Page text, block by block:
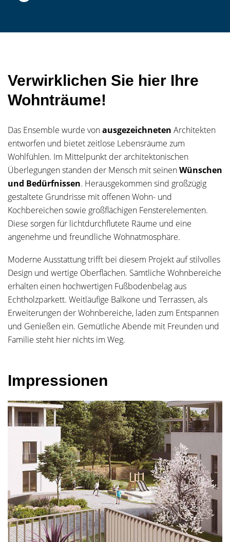
Verwirklichen Sie hier Ihre
Wohnträume!
Das Ensemble wurde vonausgezeichneten Architekten
entworfen und bietet zeitlose Lebensräume zum
Wohlfühlen. Im Mittelpunkt der architektonischen
Überlegungen standen der Mensch mit seinenWünschen
und Bedürfnissen. Herausgekommen sind großzügig
gestaltete Grundrisse mit offenen Wohn- und
Kochbereichen sowie großflächigen Fensterelementen.
Diese sorgen für lichtdurchflutete Räume und eine
angenehme und freundliche Wohnatmosphäre.
Moderne Ausstattung trifft bei diesem Projekt auf stilvolles
Design und wertige Oberflächen. Sämtliche Wohnbereiche
erhalten einen hochwertigen Fußbodenbelag aus
Echtholzparkett. Weitläufige Balkone und Terrassen, als
Erweiterungen der Wohnbereiche, laden zum Entspannen
und Genießen ein. Gemütliche Abende mit Freunden und
Familie steht hier nichts im Weg.
Impressionen